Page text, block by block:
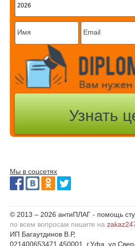
Мы в соцсетях
© 2013 – 2026 антиПЛАГ - помощь
по всем вопросам пишите на
ИП Багаутдинов В.Р,
021400653471 450001, г.Уфа,